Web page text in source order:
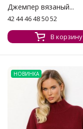
Джемпер вязаный...
42 44 46 48 50 52
В корзину
НОВИНКА